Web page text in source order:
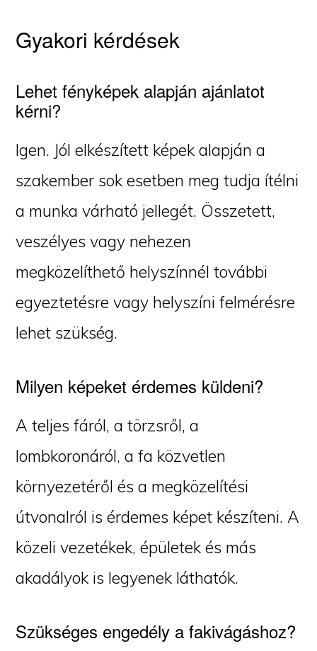
Gyakori kérdések
Lehet fényképek alapján ajánlatot
kérni?
Igen. Jól elkészített képek alapján a
szakember sok esetben meg tudja ítélni
a munka várható jellegét. Összetett,
veszélyes vagy nehezen
megközelíthető helyszínnél további
egyeztetésre vagy helyszíni felmérésre
lehet szükség.
Milyen képeket érdemes küldeni?
A teljes fáról, a törzsről, a
lombkoronáról, a fa közvetlen
környezetéről és a megközelítési
útvonalról is érdemes képet készíteni. A
közeli vezetékek, épületek és más
akadályok is legyenek láthatók.
Szükséges engedély a fakivágáshoz?